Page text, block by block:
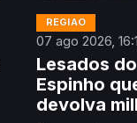
REGIÃO
07 ago 2026,
Lesados
Espinho
devolva